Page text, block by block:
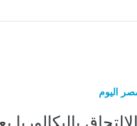
اليوم